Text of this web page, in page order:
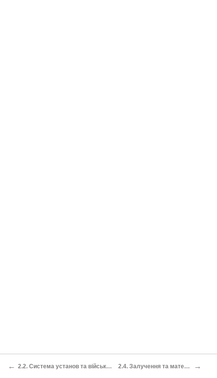
← 2.2. Система установ та військових частин місцевої поліції в РКУ (Schutzmannschaft der Ordnungspolizei) 2.4. Залучення та матеріальна стимуляція службовців поліційного апарату РКУ →